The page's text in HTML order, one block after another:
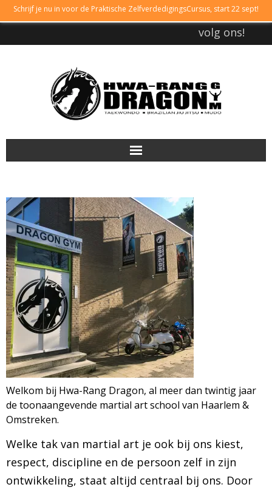
Schrijf je nu in voor de Praktische ZelfverdedigingsCursus, start 22 sept!
volg ons!
LESTIJDEN
LIDMAATSCHAP
TAEKWONDO
BRAZILIAN JIU JITSU
AGENDA
NIEUWS
CONTACT
PRAKTISCHE ZELFVERDEDIGINGSCURSUS
Welkom bij Hwa-Rang Dragon, al meer dan twintig jaar
de toonaangevende martial art school van Haarlem &
Omstreken.
Welke tak van martial art je ook bij ons kiest,
respect, discipline en de persoon zelf in zijn
ontwikkeling, staat altijd centraal bij ons. Door